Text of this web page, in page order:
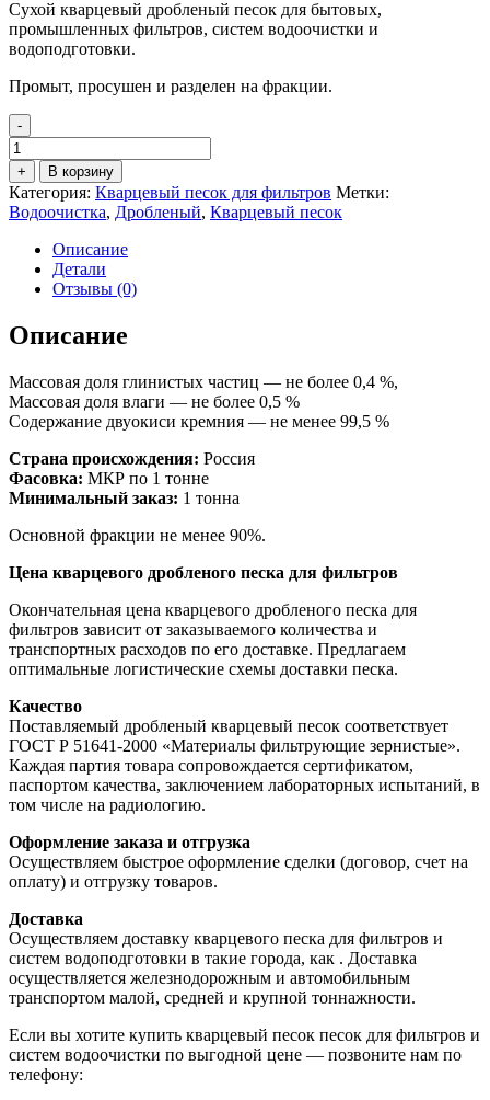
Сухой кварцевый дробленый песок для бытовых,
промышленных фильтров, систем водоочистки и
водоподготовки.
Промыт, просушен и разделен на фракции.
-
Количество
товара
Кварцевый
песок
для
фильтра
дробленый
3,0
мм
+ В корзину
Категория: Кварцевый песок для фильтров Метки:
Водоочистка, Дробленый, Кварцевый песок
Описание
Детали
Отзывы (0)
Описание
Массовая доля глинистых частиц — не более 0,4 %,
Массовая доля влаги — не более 0,5 %
Содержание двуокиси кремния — не менее 99,5 %
Страна происхождения: Россия
Фасовка: МКР по 1 тонне
Минимальный заказ: 1 тонна
Основной фракции не менее 90%.
Цена кварцевого дробленого песка для фильтров
Окончательная цена кварцевого дробленого песка для
фильтров зависит от заказываемого количества и
транспортных расходов по его доставке. Предлагаем
оптимальные логистические схемы доставки песка.
Качество
Поставляемый дробленый кварцевый песок соответствует
ГОСТ Р 51641-2000 «Материалы фильтрующие зернистые».
Каждая партия товара сопровождается сертификатом,
паспортом качества, заключением лабораторных испытаний, в
том числе на радиологию.
Оформление заказа и отгрузка
Осуществляем быстрое оформление сделки (договор, счет на
оплату) и отгрузку товаров.
Доставка
Осуществляем доставку кварцевого песка для фильтров и
систем водоподготовки в такие города, как . Доставка
осуществляется железнодорожным и автомобильным
транспортом малой, средней и крупной тоннажности.
Если вы хотите купить кварцевый песок песок для фильтров и
систем водоочистки по выгодной цене — позвоните нам по
телефону: